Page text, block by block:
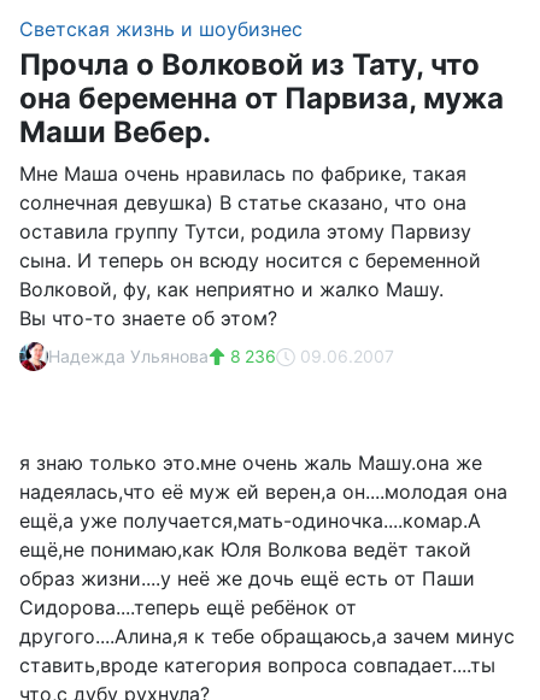
Светская жизнь и шоубизнес
Прочла о Волковой из Тату, что
она беременна от Парвиза, мужа
Маши Вебер.
Мне Маша очень нравилась по фабрике, такая
солнечная девушка) В статье сказано, что она
оставила группу Тутси, родила этому Парвизу
сына. И теперь он всюду носится с беременной
Волковой, фу, как неприятно и жалко Машу.
Вы что-то знаете об этом?
Надежда Ульянова 8 236 09.06.2007
я знаю только это.мне очень жаль Машу.она же
надеялась,что её муж ей верен,а он....молодая она
ещё,а уже получается,мать-одиночка....комар.А
ещё,не понимаю,как Юля Волкова ведёт такой
образ жизни....у неё же дочь ещё есть от Паши
Сидорова....теперь ещё ребёнок от
другого....Алина,я к тебе обращаюсь,а зачем минус
ставить,вроде категория вопроса совпадает....ты
что,с дубу рухнула?